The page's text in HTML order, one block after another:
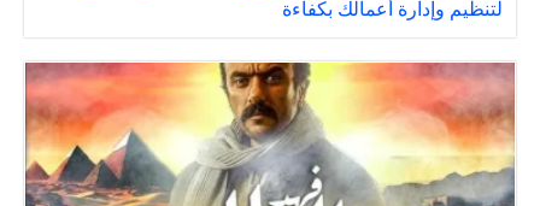
لتنظيم وإدارة أعمالك بكفاءة